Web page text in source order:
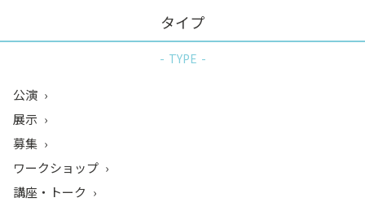
タイプ
TYPE
公演
展示
募集
ワークショップ
講座・トーク